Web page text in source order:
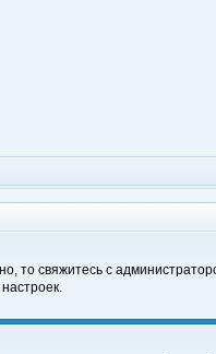
то свяжитесь с